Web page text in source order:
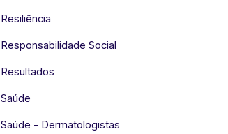
Resiliência
Responsabilidade Social
Resultados
Saúde
Saúde - Dermatologistas